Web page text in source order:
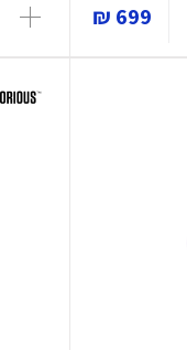
699 ₪